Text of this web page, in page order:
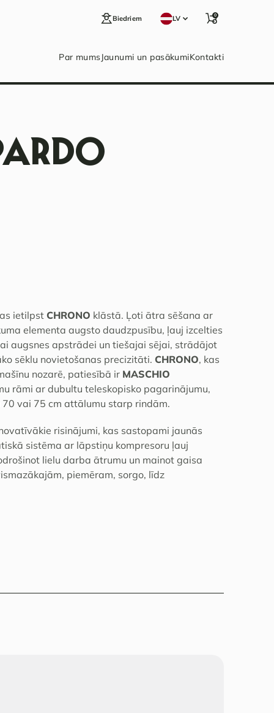
Biedriem LV 0
Par mumsJaunumi un pasākumiKontakti
ietilpst CHRONO klāstā. Ļoti ātra sēšana ar
elementa augsto daudzpusību, ļauj izcelties
augsnes apstrādei un tiešajai sējai, strādājot
sēklu novietošanas precizitāti. CHRONO, kas
nozarē, patiesībā ir MASCHIO
rāmi ar dubultu teleskopisko pagarinājumu,
vai 75 cm attālumu starp rindām.
risinājumi, kas sastopami jaunās
sistēma ar lāpstiņu kompresoru ļauj
lielu darba ātrumu un mainot gaisa
piemēram, sorgo, līdz